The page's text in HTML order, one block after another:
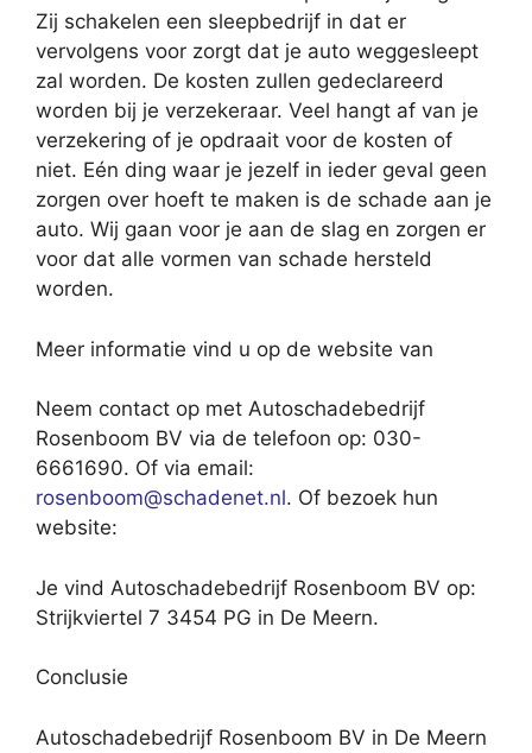
Zij schakelen een sleepbedrijf in dat er
vervolgens voor zorgt dat je auto weggesleept
zal worden. De kosten zullen gedeclareerd
worden bij je verzekeraar. Veel hangt af van je
verzekering of je opdraait voor de kosten of
niet. Eén ding waar je jezelf in ieder geval geen
zorgen over hoeft te maken is de schade aan je
auto. Wij gaan voor je aan de slag en zorgen er
voor dat alle vormen van schade hersteld
worden.
Meer informatie vind u op de website van
Neem contact op met Autoschadebedrijf
Rosenboom BV via de telefoon op: 030-
6661690. Of via email:
rosenboom@schadenet.nl. Of bezoek hun
website:
Je vind Autoschadebedrijf Rosenboom BV op:
Strijkviertel 7 3454 PG in De Meern.
Conclusie
Autoschadebedrijf Rosenboom BV in De Meern